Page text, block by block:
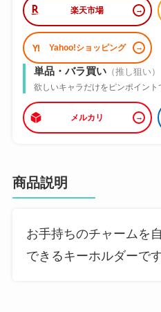
楽天市場
Yahoo!ショッピング
単品・バラ買い（推し狙い）
欲しいキャラだけをピンポイント
メルカリ
商品説明
お手持ちのチャームを
できるキーホルダーです